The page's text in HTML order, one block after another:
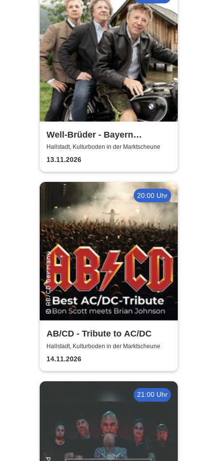
Well-Brüder - Bayern
Unplugged
Hallstadt, Kulturboden in der Marktscheune
13.11.2026
20:00 Uhr
AB/CD - Tribute to AC/DC
Hallstadt, Kulturboden in der Marktscheune
14.11.2026
21:00 Uhr